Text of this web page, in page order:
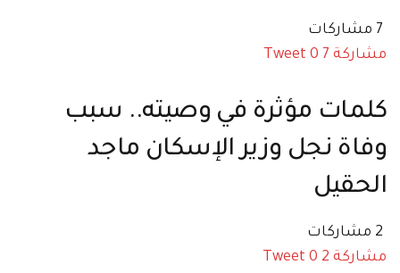
مشاركة 7
Tweet 0
كلمات مؤثرة في وصيته.. سبب
وفاة نجل وزير الإسكان ماجد
الحقيل
مشاركة 2
Tweet 0